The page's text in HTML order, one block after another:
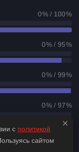
0 % / 100 %
0 % / 95 %
0 % / 99 %
0 % / 97 %
×
с политикой
сайтом